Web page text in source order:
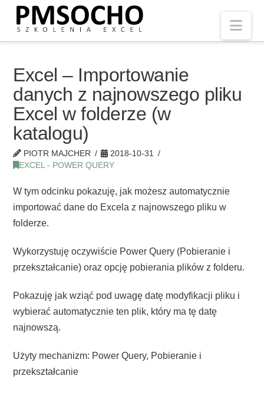
Excel – Importowanie
danych z najnowszego pliku
Excel w folderze (w
katalogu)
PIOTR MAJCHER
2018-10-31
EXCEL - POWER QUERY
W tym odcinku pokazuję, jak możesz automatycznie
importować dane do Excela z najnowszego pliku w
folderze.
Wykorzystuję oczywiście Power Query (Pobieranie i
przekształcanie) oraz opcję pobierania plików z folderu.
Pokazuję jak wziąć pod uwagę datę modyfikacji pliku i
wybierać automatycznie ten plik, który ma tę datę
najnowszą.
Użyty mechanizm: Power Query, Pobieranie i
przekształcanie